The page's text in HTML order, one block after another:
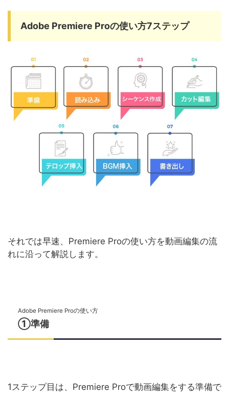
Adobe Premiere Proの使い方7ステップ
それでは早速、Premiere Proの使い方を動画編集の流
れに沿って解説します。
Adobe Premiere Proの使い方
①準備
1ステップ目は、Premiere Proで動画編集をする準備で